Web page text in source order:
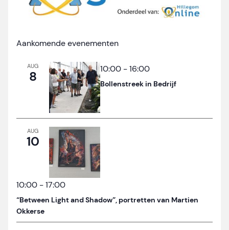
Aankomende evenementen
AUG
8 10:00 -16:00
Bollenstreek in Bedrijf
AUG
10
10:00 -17:00
“Between Light and Shadow”, portretten van Martien
Okkerse